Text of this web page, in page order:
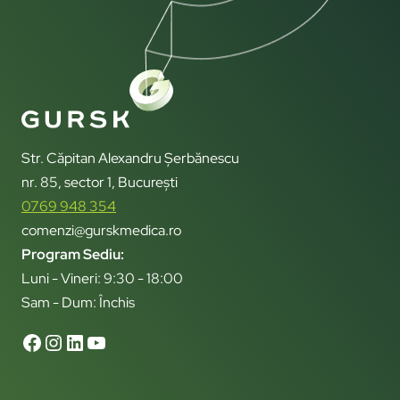
Str. Căpitan Alexandru Șerbănescu
nr. 85, sector 1, București
0769 948 354
comenzi@gurskmedica.ro
Program Sediu:
Luni - Vineri: 9:30 - 18:00
Sam - Dum: Închis